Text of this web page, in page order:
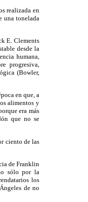
realizada en
una tonelada
E. Clements
desde la
humana,
progresiva,
(Bowler,
en que, a
alimentos y
era más
que no se
ciento de las
de Franklin
sólo por la
los
de no